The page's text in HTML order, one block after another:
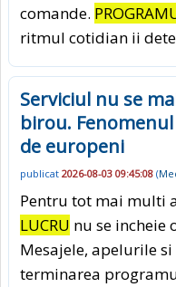
comande.
ritmul cotidian ii
Serviciul nu se
birou.
de europeni
publicat 2026-08-03 09:45:08 (
Pentru tot mai multi
LUCRU nu se incheie
Mesajele, apelurile
terminarea